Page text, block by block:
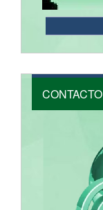
CONTACTO